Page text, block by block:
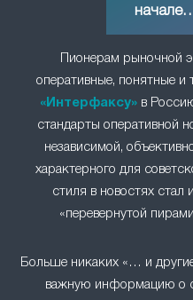
Пионерам рыночной
оперативные, понятные и
«Интерфаксу» в
стандарты оперативной
независимой,
характерного для
стиля в новостях стал
«перевернутой
Больше никаких «… и
важную информацию о